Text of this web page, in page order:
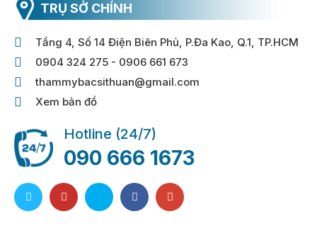
TRỤ SỞ CHÍNH
Tầng 4, Số 14 Điện Biên Phủ, P.Đa Kao, Q.1, TP.HCM
0904 324 275 - 0906 661 673
thammybacsithuan@gmail.com
Xem bản đồ
Hotline (24/7)
090 666 1673